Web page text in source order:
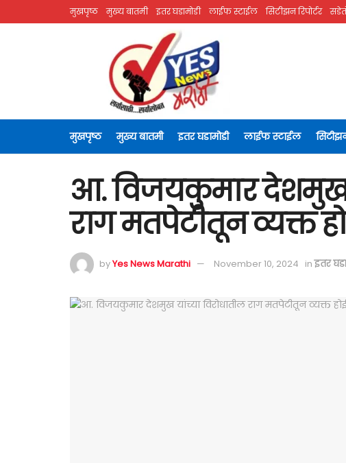
मुखपृष्ठ मुख्य बातमी इतर घडामोडी लाईफ स्टाईल सिटीझन रिपोर्टर
मुखपृष्ठ मुख्य बातमी इतर घडामोडी लाईफ स्टाईल
आ. विजयकुमार देशमुख
राग मतपेटीतून व्यक्त
byYes News Marathi November 10, 2024 in इतर